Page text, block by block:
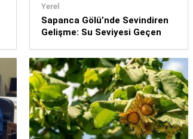
Yerel
Sapanca Gölü’nde Sevindiren
Gelişme: Su Seviyesi Geçen
Yüksek